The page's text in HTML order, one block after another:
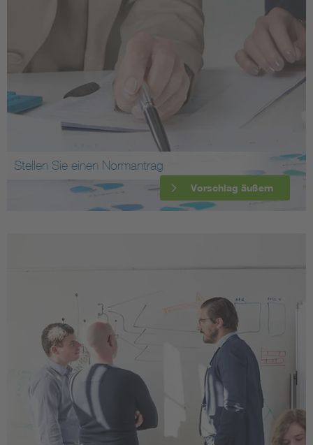
Stellen Sie einen Normantrag
Vorschlag äußern